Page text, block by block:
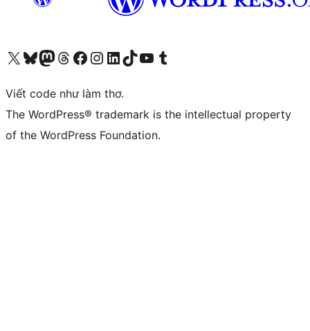
Truy cập tài khoản X (trước đây là Twitter) của chúng tôiVisit our Bluesky account
Visit our Mastodon account
Visit our Threads account
Xem trang Facebook của chúng tôiTruy cập tài khoản Instagram của chúng tôiTruy cập tài khoản LinkedIn của chúng tôiVisit our TikTok account
Truy cập kênh YouTube của chúng tôi Visit our Tumblr account
Viết code như làm thơ.
The WordPress® trademark is the intellectual property
of the WordPress Foundation.